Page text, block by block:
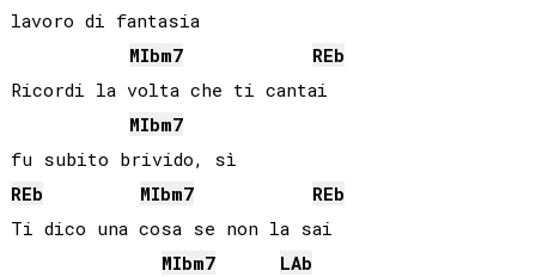
lavoro di fantasia
MIbm7
REb
Ricordi la volta che ti cantai
MIbm7
REb
MIbm7
REb
Ti dico una cosa se non la sai
MIbm7
LAb